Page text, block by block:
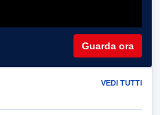
Guarda ora
VEDI TUTTI